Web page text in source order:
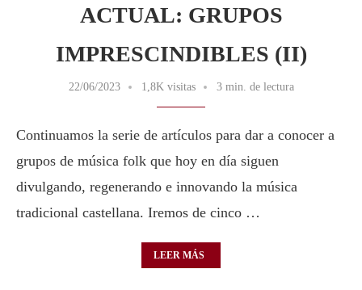
ACTUAL: GRUPOS
IMPRESCINDIBLES (II)
22/06/2023 1,8K visitas 3 min. de lectura
Continuamos la serie de artículos para dar a conocer a
grupos de música folk que hoy en día siguen
divulgando, regenerando e innovando la música
tradicional castellana. Iremos de cinco …
LEER MÁS